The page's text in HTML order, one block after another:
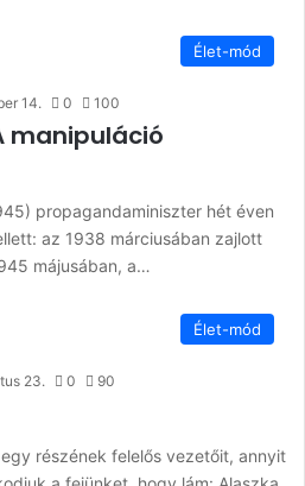
Élet-mód
14. 0 100
manipuláció
propagandaminiszter hét éven
az 1938 márciusában zajlott
májusában, a…
Élet-mód
23. 0 90
részének felelős vezetőit, annyit